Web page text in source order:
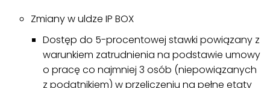
Zmiany w uldze IP BOX
Dostęp do 5-procentowej stawki powiązany z
warunkiem zatrudnienia na podstawie umowy
o pracę co najmniej 3 osób (niepowiązanych
z podatnikiem) w przeliczeniu na pełne etaty